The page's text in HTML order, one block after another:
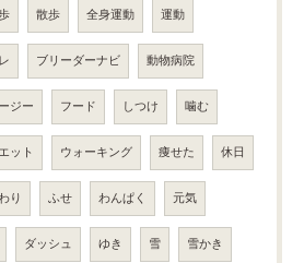
散歩 全身運動 運動
ブリーダーナビ 動物病院
ジー フード しつけ 噛む
ット ウォーキング 痩せた 休日
り ふせ わんぱく 元気
ダッシュ ゆき 雪 雪かき